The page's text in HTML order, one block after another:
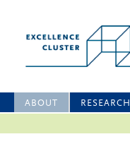
ABOUT RESEARCH